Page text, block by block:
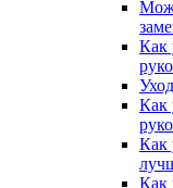
Как
Как
Как
Как